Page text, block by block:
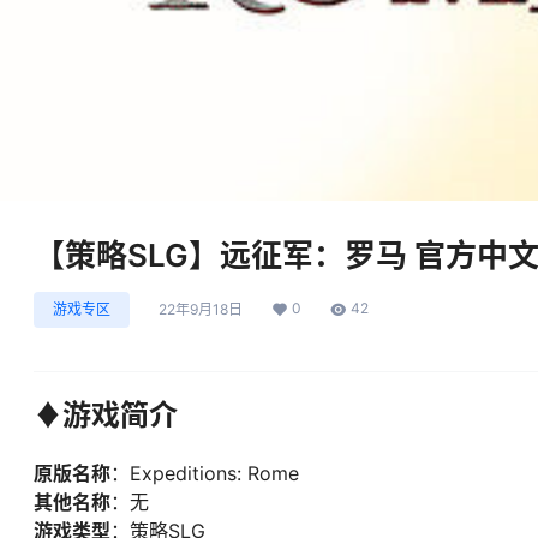
【策略SLG】远征军：罗马 官方中
游戏专区 22年9月18日 0 42
♦游戏简介
原版名称：Expeditions: Rome
其他名称：无
游戏类型：策略SLG